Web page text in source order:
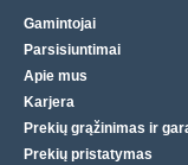
Gamintojai
Parsisiuntimai
Apie mus
Karjera
Prekių grąžinimas ir
Prekių pristatymas